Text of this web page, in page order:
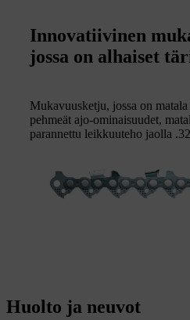
Innovatiivinen
jossa on alhaiset
Mukavuusketju, jossa on
pehmeät ajo-ominaisuudet,
parannettu leikkuuteho jaolla
Huolto ja neuvot